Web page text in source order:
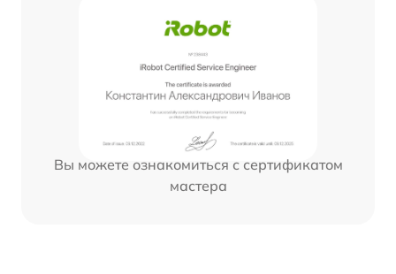
Вы можете ознакомиться с сертификатом
мастера